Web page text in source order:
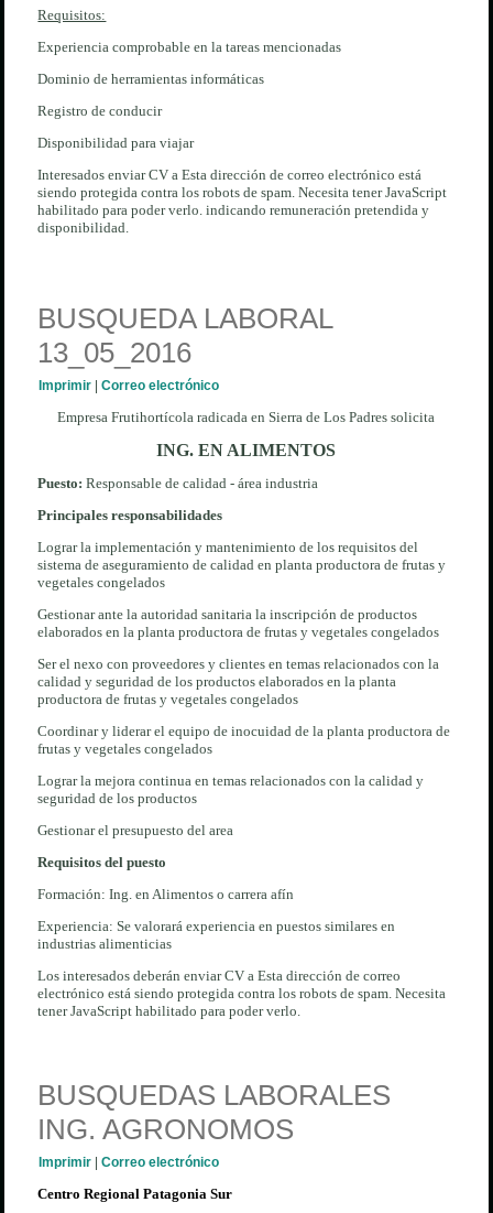
Requisitos:
Experiencia comprobable en la tareas mencionadas
Dominio de herramientas informáticas
Registro de conducir
Disponibilidad para viajar
Interesados enviar CV aEsta dirección de correo electrónico está
siendo protegida contra los robots de spam. Necesita tener JavaScript
habilitado para poder verlo. indicando remuneración pretendida y
disponibilidad.
BUSQUEDA LABORAL
13_05_2016
Imprimir |Correo electrónico
Empresa Frutihortícola radicada en Sierra de Los Padres solicita
ING. EN ALIMENTOS
Puesto: Responsable de calidad - área industria
Principales responsabilidades
Lograr la implementación y mantenimiento de los requisitos del
sistema de aseguramiento de calidad en planta productora de frutas y
vegetales congelados
Gestionar ante la autoridad sanitaria la inscripción de productos
elaborados en la planta productora de frutas y vegetales congelados
Ser el nexo con proveedores y clientes en temas relacionados con la
calidad y seguridad de los productos elaborados en la planta
productora de frutas y vegetales congelados
Coordinar y liderar el equipo de inocuidad de la planta productora de
frutas y vegetales congelados
Lograr la mejora continua en temas relacionados con la calidad y
seguridad de los productos
Gestionar el presupuesto del area
Requisitos del puesto
Formación: Ing. en Alimentos o carrera afín
Experiencia: Se valorará experiencia en puestos similares en
industrias alimenticias
Los interesados deberán enviar CV aEsta dirección de correo
electrónico está siendo protegida contra los robots de spam. Necesita
tener JavaScript habilitado para poder verlo.
BUSQUEDAS LABORALES
ING. AGRONOMOS
Imprimir |Correo electrónico
Centro Regional Patagonia Sur